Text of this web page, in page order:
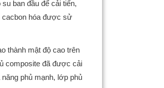
ban đầu để cải tiến,
cacbon hóa được sử
thành mật độ cao trên
composite đã được cải
phủ mạnh, lớp phủ